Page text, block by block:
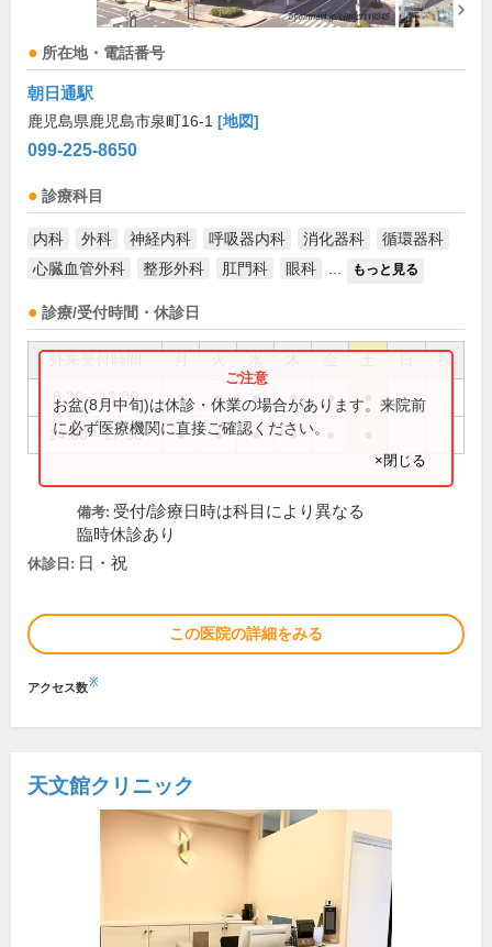
所在地・電話番号
朝日通駅
鹿児島県鹿児島市泉町16-1 [地図]
099-225-8650
診療科目
内科 外科 神経内科 呼吸器内科 消化器科
循環器科
心臓血管外科
整形外科 肛門科 眼科 もっと見る
診療/受付時間・休診日
祝
8:30～13:00 ● ● ● ● ●
14:00～17:30 ● ● ● ●
お盆(8月中旬)は休診・休業の場合があります。来院前
に必ず医療機関に直接ご確認ください。
×閉じる
備考: 受付/診療日時は科目により異なる
臨時休診あり
休診日: 日・祝
この医院の詳細をみる
アクセス数※
天文館クリニック